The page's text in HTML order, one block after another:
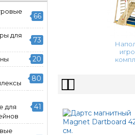
66
для
73
20
80
для
41